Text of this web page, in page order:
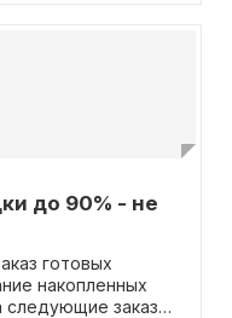
до 90% - не
готовых
накопленных
следующие заказы!